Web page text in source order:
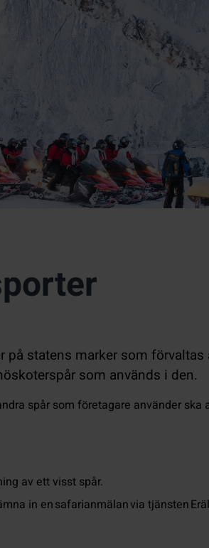
statens marker som
som används i den.
spår som företagare använder
av ett visst spår.
in en safarianmälan via tjänsten